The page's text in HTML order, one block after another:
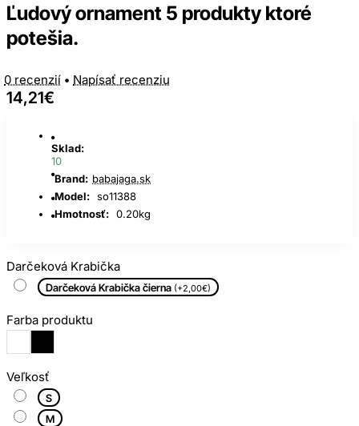
Ľudový ornament 5 produkty ktoré
potešia.
0 recenzií • Napísať recenziu
14,21€
Sklad:
10
Brand: babajaga.sk
Model: so11388
Hmotnosť: 0.20kg
Darčeková Krabička
Darčeková Krabička čierna (+2,00€)
Farba produktu
Veľkosť
S
M